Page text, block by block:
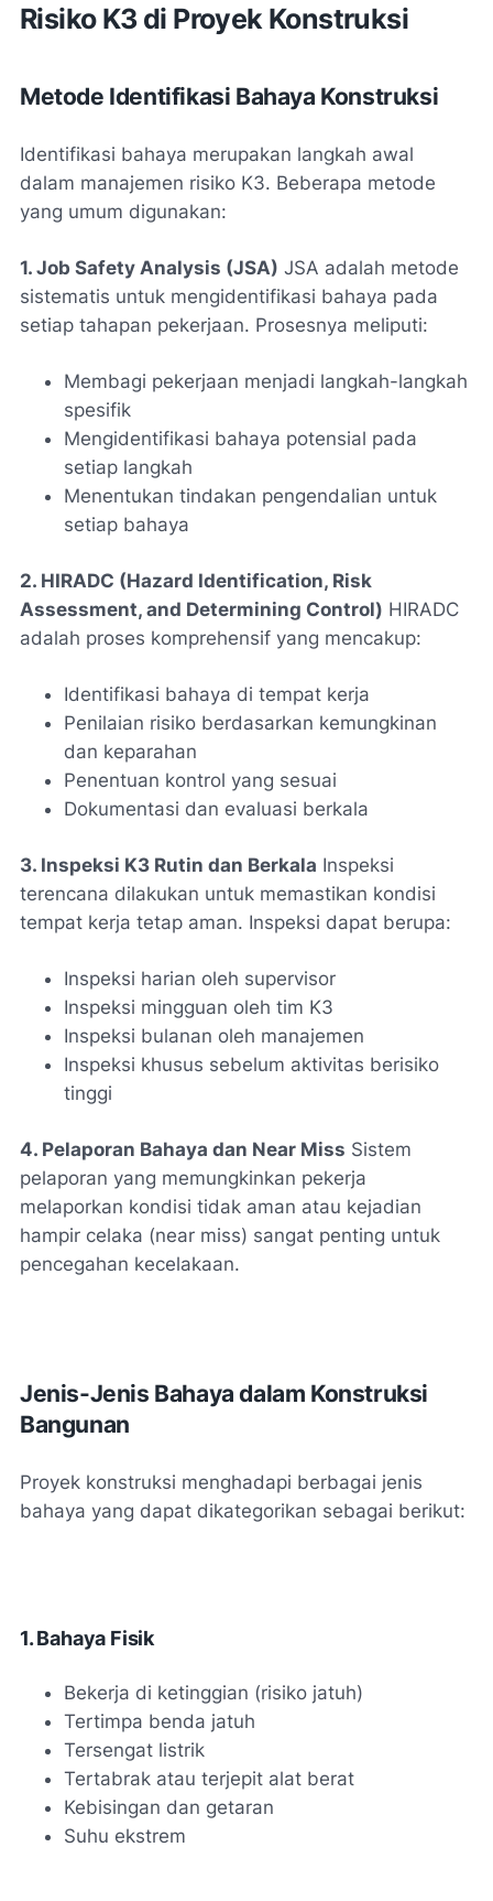
Risiko K3 di Proyek Konstruksi
Metode Identifikasi Bahaya Konstruksi
Identifikasi bahaya merupakan langkah awal
dalam manajemen risiko K3. Beberapa metode
yang umum digunakan:
1. Job Safety Analysis (JSA) JSA adalah metode
sistematis untuk mengidentifikasi bahaya pada
setiap tahapan pekerjaan. Prosesnya meliputi:
Membagi pekerjaan menjadi langkah-langkah
spesifik
Mengidentifikasi bahaya potensial pada
setiap langkah
Menentukan tindakan pengendalian untuk
setiap bahaya
2. HIRADC (Hazard Identification, Risk
Assessment, and Determining Control) HIRADC
adalah proses komprehensif yang mencakup:
Identifikasi bahaya di tempat kerja
Penilaian risiko berdasarkan kemungkinan
dan keparahan
Penentuan kontrol yang sesuai
Dokumentasi dan evaluasi berkala
3. Inspeksi K3 Rutin dan Berkala Inspeksi
terencana dilakukan untuk memastikan kondisi
tempat kerja tetap aman. Inspeksi dapat berupa:
Inspeksi harian oleh supervisor
Inspeksi mingguan oleh tim K3
Inspeksi bulanan oleh manajemen
Inspeksi khusus sebelum aktivitas berisiko
tinggi
4. Pelaporan Bahaya dan Near Miss Sistem
pelaporan yang memungkinkan pekerja
melaporkan kondisi tidak aman atau kejadian
hampir celaka (near miss) sangat penting untuk
pencegahan kecelakaan.
Jenis-Jenis Bahaya dalam Konstruksi
Bangunan
Proyek konstruksi menghadapi berbagai jenis
bahaya yang dapat dikategorikan sebagai berikut:
1. Bahaya Fisik
Bekerja di ketinggian (risiko jatuh)
Tertimpa benda jatuh
Tersengat listrik
Tertabrak atau terjepit alat berat
Kebisingan dan getaran
Suhu ekstrem